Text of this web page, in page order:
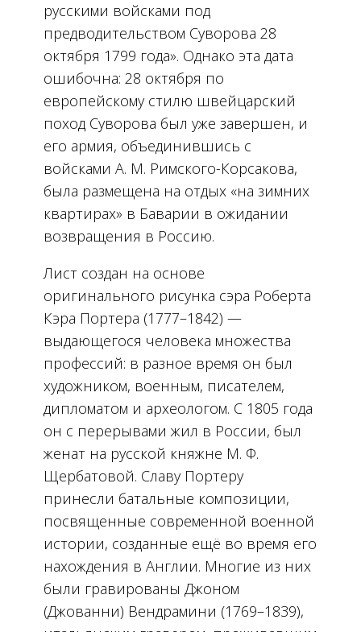
русскими войсками под
предводительством Суворова 28
октября 1799 года». Однако эта дата
ошибочна: 28 октября по
европейскому стилю швейцарский
поход Суворова был уже завершен, и
его армия, объединившись с
войсками А. М. Римского-Корсакова,
была размещена на отдых «на зимних
квартирах» в Баварии в ожидании
возвращения в Россию.
Лист создан на основе
оригинального рисунка сэра Роберта
Кэра Портера (1777–1842) —
выдающегося человека множества
профессий: в разное время он был
художником, военным, писателем,
дипломатом и археологом. С 1805 года
он с перерывами жил в России, был
женат на русской княжне М. Ф.
Щербатовой. Славу Портеру
принесли батальные композиции,
посвященные современной военной
истории, созданные ещё во время его
нахождения в Англии. Многие из них
были гравированы Джоном
(Джованни) Вендрамини (1769–1839),